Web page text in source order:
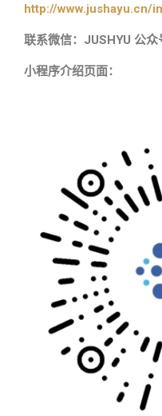
http://www.jushayu.cn/
联系微信：JUSHYU 公
小程序介绍页面：